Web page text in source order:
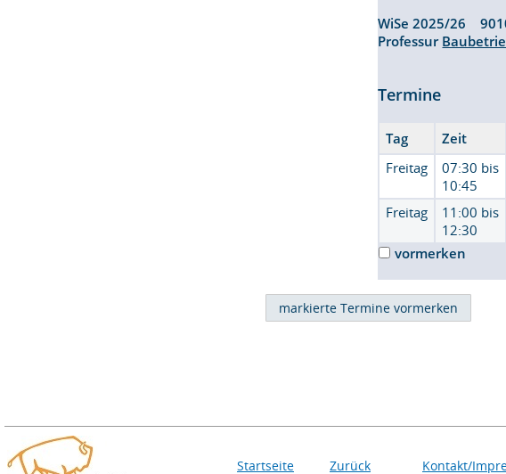
WiSe 2025/26
Professur
Termine
Tag Zeit
Freitag
07:30 bis
10:45
Freitag
11:00 bis
12:30
vormerken
Startseite Zurück Kontakt/